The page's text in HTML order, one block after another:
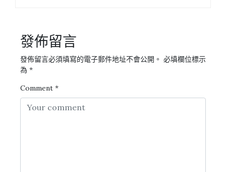
發佈留言
發佈留言必須填寫的電子郵件地址不會公開。 必填欄位標示
為 *
Comment *